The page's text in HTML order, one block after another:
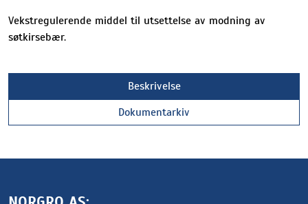
Vekstregulerende middel til utsettelse av modning av
søtkirsebær.
Beskrivelse
Dokumentarkiv